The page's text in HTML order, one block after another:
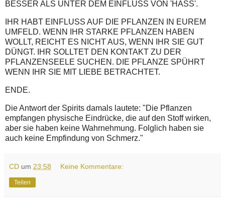
BESSER ALS UNTER DEM EINFLUSS VON 'HASS'.
IHR HABT EINFLUSS AUF DIE PFLANZEN IN EUREM
UMFELD. WENN IHR STARKE PFLANZEN HABEN
WOLLT, REICHT ES NICHT AUS, WENN IHR SIE GUT
DÜNGT. IHR SOLLTET DEN KONTAKT ZU DER
PFLANZENSEELE SUCHEN. DIE PFLANZE SPÜHRT
WENN IHR SIE MIT LIEBE BETRACHTET.
ENDE.
Die Antwort der Spirits damals lautete: "Die Pflanzen
empfangen physische Eindrücke, die auf den Stoff wirken,
aber sie haben keine Wahrnehmung. Folglich haben sie
auch keine Empfindung von Schmerz."
CD um 23:58 Keine Kommentare:
Teilen